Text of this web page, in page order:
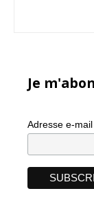
Je
Adresse e-mail